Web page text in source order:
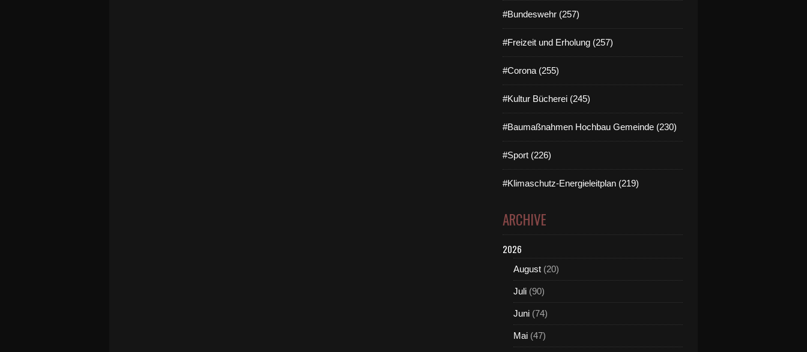
#Bundeswehr (257)
#Freizeit und Erholung (257)
#Corona (255)
#Kultur Bücherei (245)
#Baumaßnahmen Hochbau Gemeinde (230)
#Sport (226)
#Klimaschutz-Energieleitplan (219)
ARCHIVE
2026
August (20)
Juli (90)
Juni (74)
Mai (47)